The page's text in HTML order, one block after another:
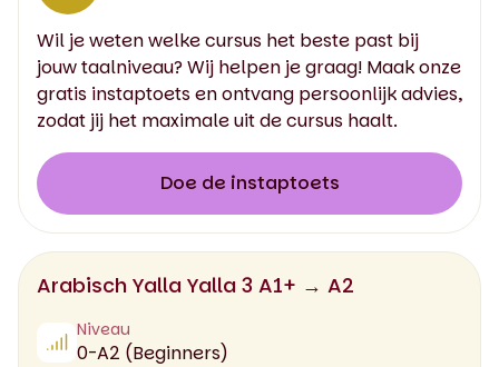
Arabisch Yalla Yalla 3 A1+ → A2
Niveau
0-A2 (Beginners)
Wil je weten welke cursus het beste past bij
jouw taalniveau? Wij helpen je graag! Maak onze
gratis instaptoets en ontvang persoonlijk advies,
zodat jij het maximale uit de cursus haalt.
Doe de instaptoets